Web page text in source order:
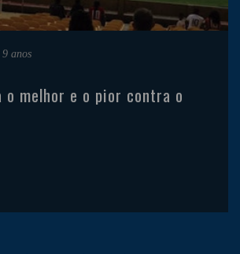
anos
o melhor e o pior contra o